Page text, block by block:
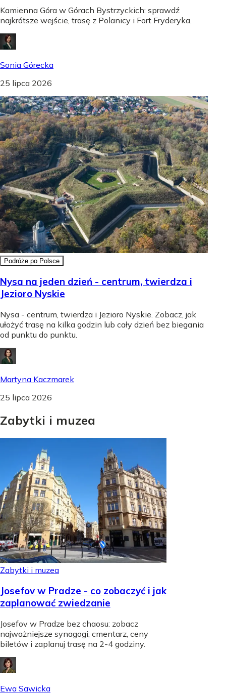
Kamienna Góra w Górach Bystrzyckich: sprawdź
najkrótsze wejście, trasę z Polanicy i Fort Fryderyka.
Sonia Górecka
25 lipca 2026
Podróże po Polsce
Nysa na jeden dzień - centrum, twierdza i
Jezioro Nyskie
Nysa - centrum, twierdza i Jezioro Nyskie. Zobacz, jak
ułożyć trasę na kilka godzin lub cały dzień bez biegania
od punktu do punktu.
Martyna Kaczmarek
25 lipca 2026
Zabytki i muzea
Zabytki i muzea
Josefov w Pradze - co zobaczyć i jak
zaplanować zwiedzanie
Josefov w Pradze bez chaosu: zobacz
najważniejsze synagogi, cmentarz, ceny
biletów i zaplanuj trasę na 2-4 godziny.
Ewa Sawicka